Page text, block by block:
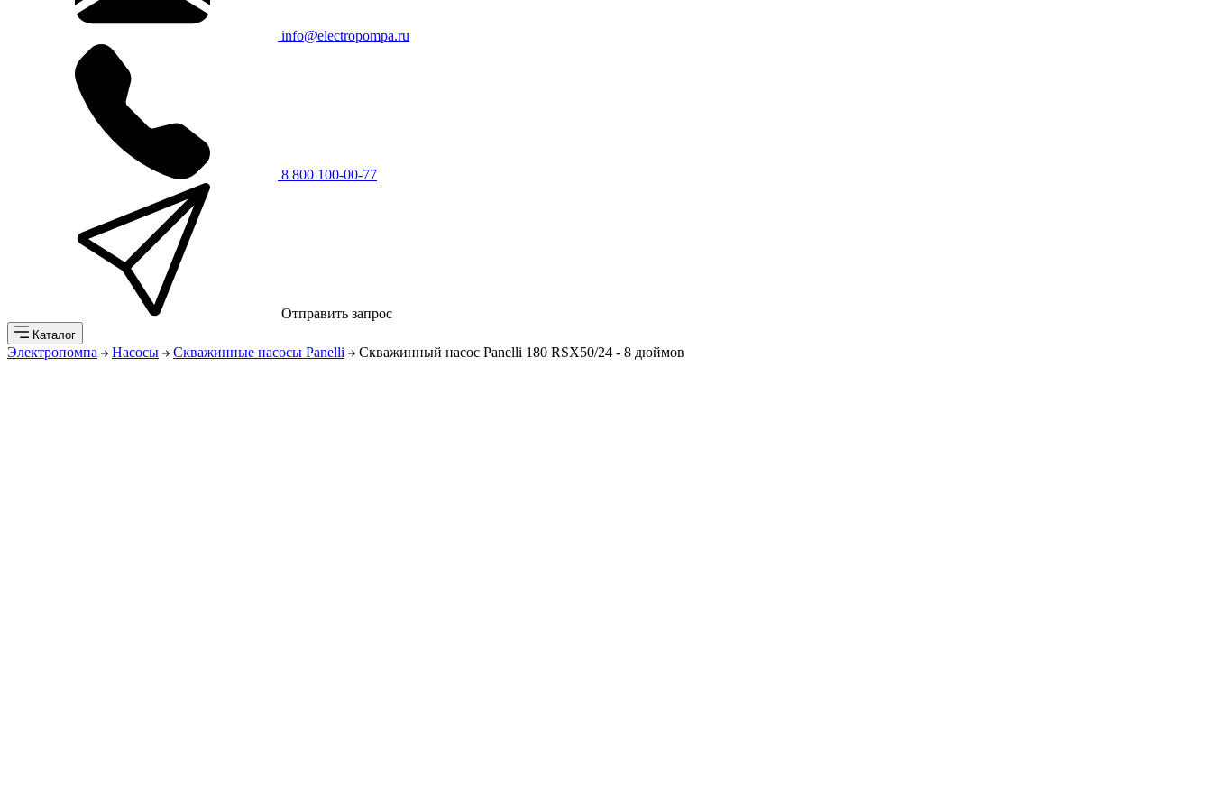
info@electropompa.ru
8 800 100-00-77
Отправить запрос
Каталог
Электропомпа Насосы Скважинные насосы Panelli Скважинный насос Panelli 180 RSX50/24 - 8 дюймов